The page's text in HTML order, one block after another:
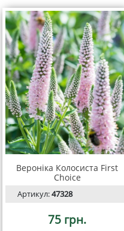
Вероніка Колосиста First
Choice
Артикул:47328
75 грн.